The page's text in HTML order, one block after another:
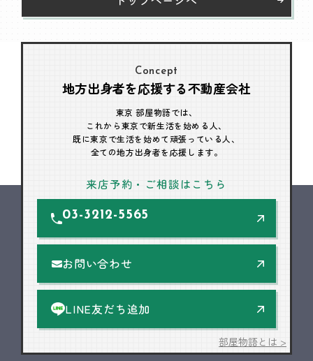
Concept
地方出身者を応援する不動産会社
東京 部屋物語では、
これから東京で新生活を始める人、
既に東京で生活を始めて頑張っている人、
全ての地方出身者を応援します。
来店予約・ご相談はこちら
03-3212-5565
お問い合わせ
LINE友だち追加
部屋物語とは >